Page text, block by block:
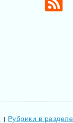
| Рубрики в